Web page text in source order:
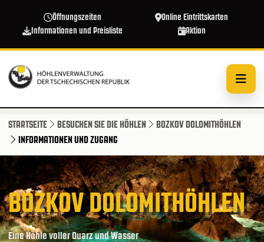
Öffnungszeiten
Online Eintrittskarten
Informationen und Preisliste
Aktion
STARTSEITE BESUCHEN SIE DIE HÖHLEN
BOZKOV DOLOMITHÖHLEN
INFORMATIONEN UND ZUGANG
BOZKOV DOLOMITHÖHLEN
Eine Höhle voller Quarz und Wasser